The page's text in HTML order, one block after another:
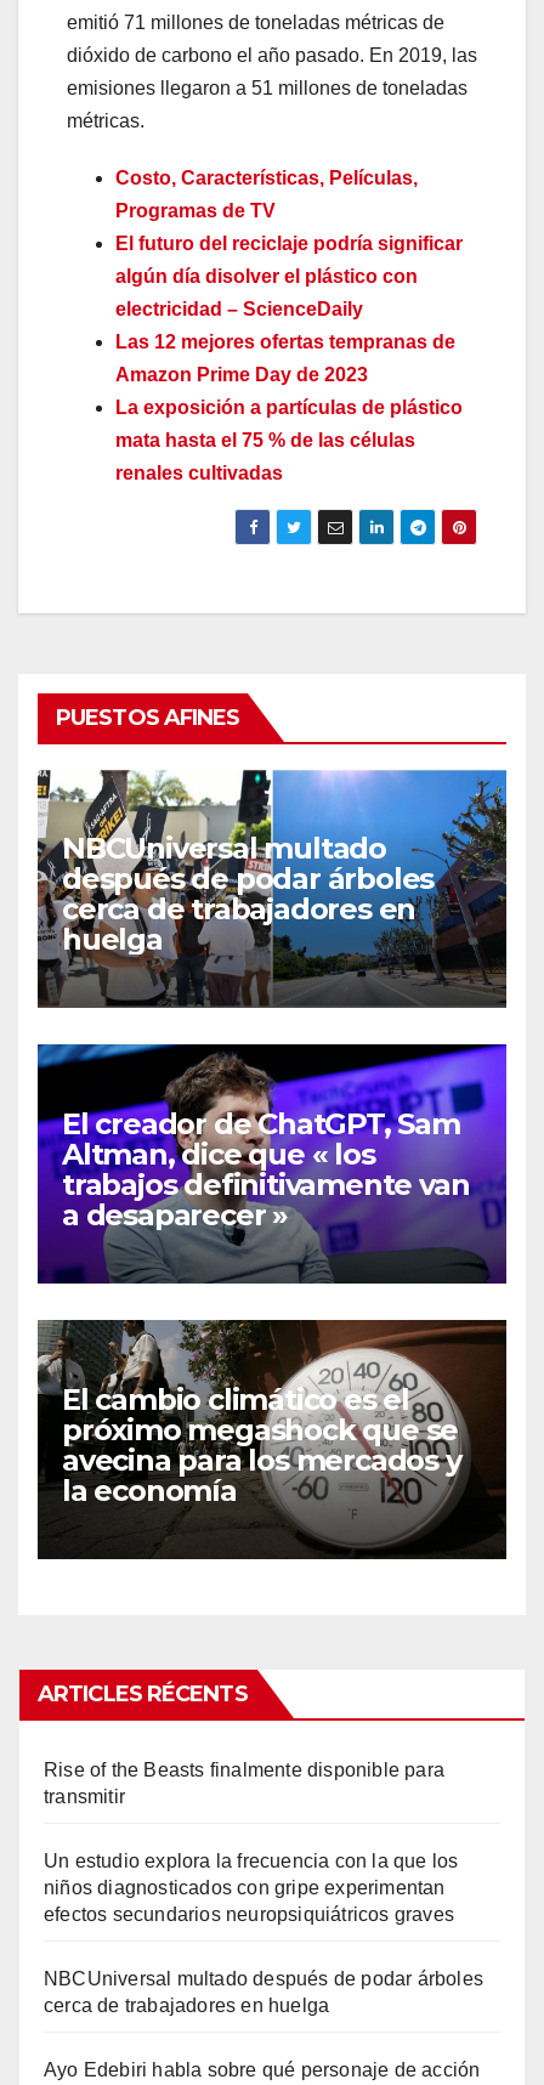
emitió 71 millones de toneladas métricas de
dióxido de carbono el año pasado. En 2019, las
emisiones llegaron a 51 millones de toneladas
métricas.
Costo, Características, Películas,
Programas de TV
El futuro del reciclaje podría significar
algún día disolver el plástico con
electricidad – ScienceDaily
Las 12 mejores ofertas tempranas de
Amazon Prime Day de 2023
La exposición a partículas de plástico
mata hasta el 75 % de las células
renales cultivadas
PUESTOS AFINES
NBCUniversal multado
después de podar árboles
cerca de trabajadores en
huelga
El creador de ChatGPT, Sam
Altman, dice que « los
trabajos definitivamente van
a desaparecer »
El cambio climático es el
próximo megashock que se
avecina para los mercados y
la economía
ARTICLES RÉCENTS
Rise of the Beasts finalmente disponible para
transmitir
Un estudio explora la frecuencia con la que los
niños diagnosticados con gripe experimentan
efectos secundarios neuropsiquiátricos graves
NBCUniversal multado después de podar árboles
cerca de trabajadores en huelga
Ayo Edebiri habla sobre qué personaje de acción